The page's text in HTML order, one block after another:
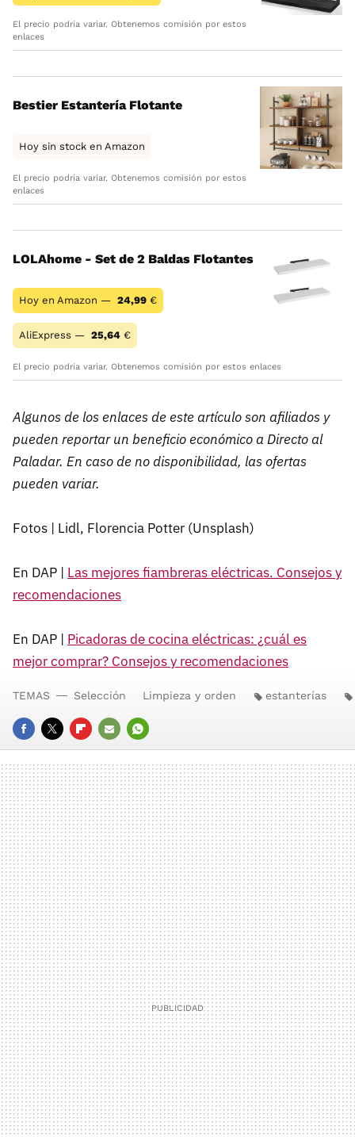
El precio podría variar. Obtenemos comisión por estos
enlaces
Bestier Estantería Flotante
Hoy sin stock en Amazon
El precio podría variar. Obtenemos comisión por estos
enlaces
LOLAhome - Set de 2 Baldas Flotantes
Hoy en Amazon — 24,99 €
AliExpress — 25,64 €
El precio podría variar. Obtenemos comisión por estos enlaces
Algunos de los enlaces de este artículo son afiliados y
pueden reportar un beneficio económico a Directo al
Paladar. En caso de no disponibilidad, las ofertas
pueden variar.
Fotos | Lidl, Florencia Potter (Unsplash)
En DAP | Las mejores fiambreras eléctricas. Consejos y
recomendaciones
En DAP | Picadoras de cocina eléctricas: ¿cuál es
mejor comprar? Consejos y recomendaciones
FACEBOOK
TWITTERFLIPBOARD
E-
MAIL
WHATSAPP
TEMAS Selección Limpieza y orden estanterías